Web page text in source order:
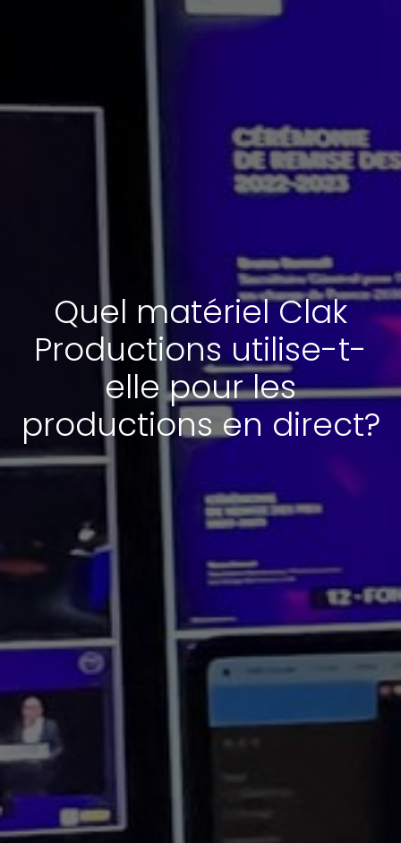
Quel matériel Clak
Productions utilise-t-
elle pour les
productions en direct?